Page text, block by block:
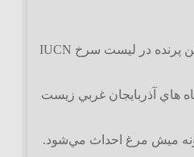
رئيس سازمان حفاظت محيط زيست کشور در ادامه به وضعيت زيستي گونه نادر و در معرض خطر ميش مرغ اشاره کرد و بيان داشت: اين پرنده در ليست سرخ IUCN
40 قطعه از اين پرنده ارزشمند در زيستگاه هاي آذربايجان غربي زيست
ميش مرغ احداث مي‌شود.